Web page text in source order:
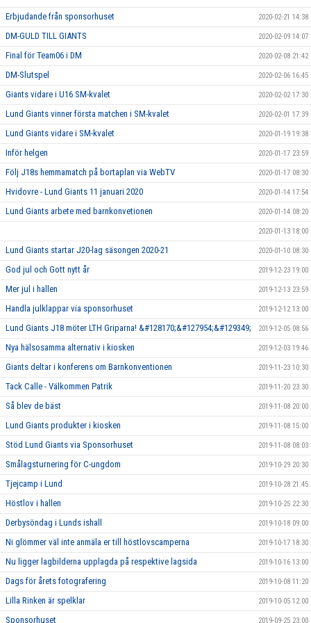
Erbjudande från sponsorhuset 2020-02-21 14:38
DM-GULD TILL GIANTS 2020-02-09 14:07
Final för Team06 i DM 2020-02-08 21:42
DM-Slutspel 2020-02-06 16:45
Giants vidare i U16 SM-kvalet 2020-02-02 17:30
Lund Giants vinner första matchen i SM-kvalet 2020-02-01 17:39
Lund Giants vidare i SM-kvalet 2020-01-19 19:38
Inför helgen 2020-01-17 23:59
Följ J18s hemmamatch på bortaplan via WebTV 2020-01-17 08:30
Hvidovre - Lund Giants 11 januari 2020 2020-01-14 17:54
Lund Giants arbete med barnkonvetionen 2020-01-14 08:20
2020-01-13 18:00
Lund Giants startar J20-lag säsongen 2020-21 2020-01-10 08:30
God jul och Gott nytt år 2019-12-23 19:00
Mer jul i hallen 2019-12-13 23:59
Handla julklappar via sponsorhuset 2019-12-12 13:00
Lund Giants J18 möter LTH Griparna! &#128170;&#127954;&#129349; 2019-12-05 08:56
Nya hälsosamma alternativ i kiosken 2019-12-03 19:46
Giants deltar i konferens om Barnkonventionen 2019-11-23 10:30
Tack Calle - Välkommen Patrik 2019-11-20 23:30
Så blev de bäst 2019-11-08 20:00
Lund Giants produkter i kiosken 2019-11-08 15:00
Stöd Lund Giants via Sponsorhuset 2019-11-08 08:03
Smålagsturnering för C-ungdom 2019-10-29 20:30
Tjejcamp i Lund 2019-10-28 21:45
Höstlov i hallen 2019-10-25 22:30
Derbysöndag i Lunds ishall 2019-10-18 09:00
Ni glömmer väl inte anmäla er till höstlovscamperna 2019-10-17 18:30
Nu ligger lagbilderna upplagda på respektive lagsida 2019-10-16 13:00
Dags för årets fotografering 2019-10-08 11:20
Lilla Rinken är spelklar 2019-10-05 12:00
Sponsorhuset 2019-09-25 23:00